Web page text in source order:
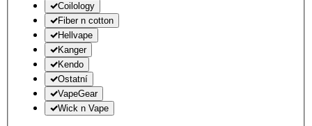
Coilology
Fiber n cotton
Hellvape
Kanger
Kendo
Ostatní
VapeGear
Wick n Vape